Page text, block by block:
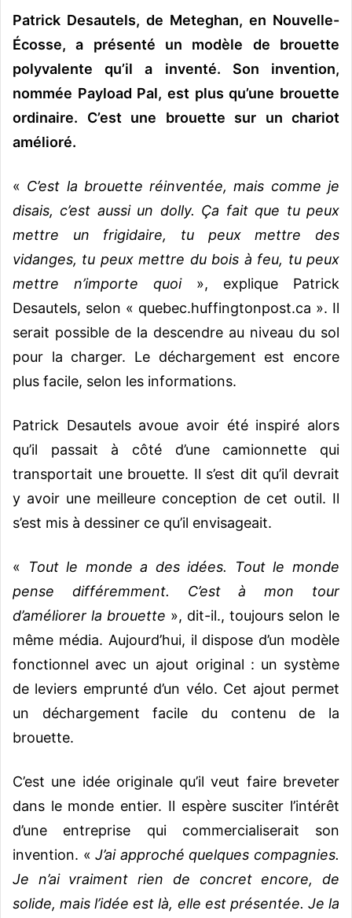
e
l
Patrick Desautels, de Meteghan, en Nouvelle-
Écosse, a présenté un modèle de brouette
polyvalente qu’il a inventé. Son invention,
nommée Payload Pal, est plus qu’une brouette
ordinaire. C’est une brouette sur un chariot
amélioré.
« C’est la brouette réinventée, mais comme je
disais, c’est aussi un dolly. Ça fait que tu peux
mettre un frigidaire, tu peux mettre des
vidanges, tu peux mettre du bois à feu, tu peux
mettre n’importe quoi», explique Patrick
Desautels, selon « quebec.huffingtonpost.ca ». Il
serait possible de la descendre au niveau du sol
pour la charger. Le déchargement est encore
plus facile, selon les informations.
Patrick Desautels avoue avoir été inspiré alors
qu’il passait à côté d’une camionnette qui
transportait une brouette. Il s’est dit qu’il devrait
y avoir une meilleure conception de cet outil. Il
s’est mis à dessiner ce qu’il envisageait.
«
Tout le monde a des idées. Tout le monde
pense différemment. C’est à mon tour
d’améliorer la brouette », dit-il., toujours selon le
même média. Aujourd’hui, il dispose d’un modèle
fonctionnel avec un ajout original : un système
de leviers emprunté d’un vélo. Cet ajout permet
un déchargement facile du contenu de la
brouette.
C’est une idée originale qu’il veut faire breveter
dans le monde entier. Il espère susciter l’intérêt
d’une entreprise qui commercialiserait son
invention. «J’ai approché quelques compagnies.
Je n’ai vraiment rien de concret encore, de
solide, mais l’idée est là, elle est présentée. Je la